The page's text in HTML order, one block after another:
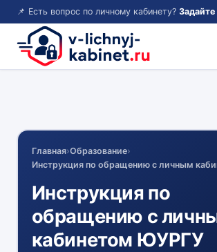
📌 Есть вопрос по личному кабинету? Задайте в
Главная›Образование›
Инструкция по обращению с личным
Инструкция по
обращению с
кабинетом ЮУРГУ